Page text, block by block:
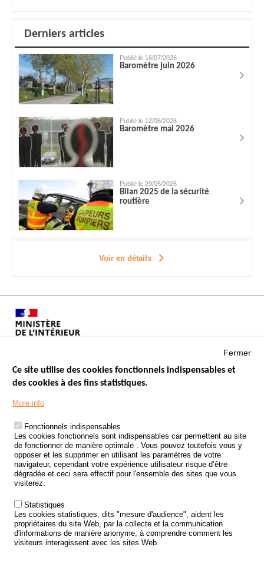
Derniers articles
Publié le 16/07/2026
Baromètre juin 2026
Publié le 12/06/2026
Baromètre mai 2026
Publié le 29/05/2026
Bilan 2025 de la sécurité
routière
Voir en détails
Menu
Footer
LES SITES PUBLICS
ÉTAT DE L’INSÉCURITÉ ROUTIÈRE
TRAITEMENT DES DONNÉES PERSONNELLES DES ACCIDENTS DE
LA ROUTE
ETUDES ET RECHERCHES
APPEL À PROJETS
POLITIQUE DE SÉCURITÉ ROUTIÈRE
Outils
AGENDA
Fermer
Ce site utilise des cookies fonctionnels indispensables et
des cookies à des fins statistiques.
More info
Fonctionnels indispensables
Les cookies fonctionnels sont indispensables car permettent au site
de fonctionner de manière optimale . Vous pouvez toutefois vous y
opposer et les supprimer en utilisant les paramètres de votre
navigateur, cependant votre expérience utilisateur risque d’être
dégradée et ceci sera effectif pour l'ensemble des sites que vous
visiterez.
Statistiques
Les cookies statistiques, dits "mesure d'audience", aident les
propriétaires du site Web, par la collecte et la communication
d'informations de manière anonyme, à comprendre comment les
visiteurs interagissent avec les sites Web.